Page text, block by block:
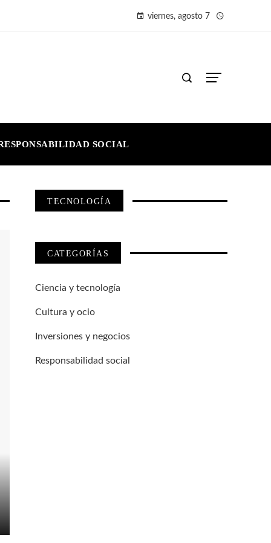
viernes, agosto 7
SOCIAL
TECNOLOGÍA
CATEGORÍAS
Ciencia y tecnología
Cultura y ocio
Inversiones y negocios
Responsabilidad social